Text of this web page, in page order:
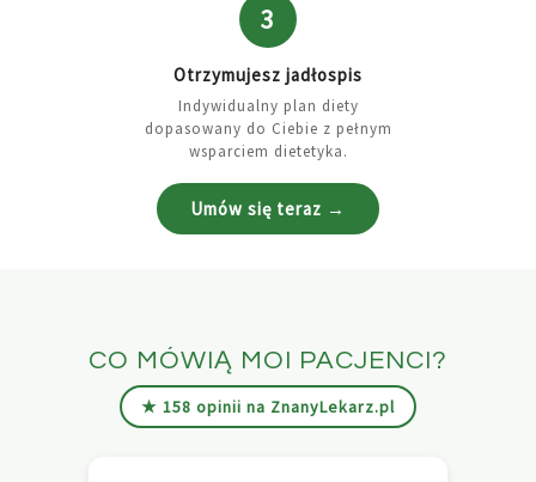
3
Otrzymujesz jadłospis
Indywidualny plan diety
dopasowany do Ciebie z pełnym
wsparciem dietetyka.
Umów się teraz →
CO MÓWIĄ MOI PACJENCI?
★ 158 opinii na ZnanyLekarz.pl